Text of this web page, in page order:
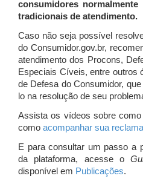
consumidores
tradicionais de atendimento.
Caso não seja possível
do Consumidor.gov.br,
atendimento dos Procons,
Especiais Cíveis, entre outros
de Defesa do Consumidor,
lo na resolução de seu
Assista os vídeos sobre como
como acompanhar sua
E para consultar um passo a
da plataforma, acesse o
disponível em Publicações.